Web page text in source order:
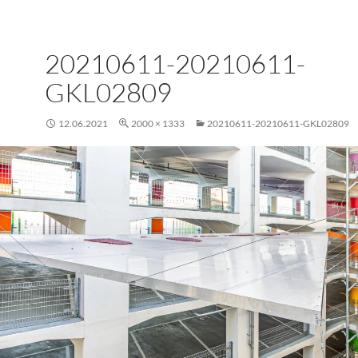
20210611-20210611-
GKL02809
12.06.2021 2000 × 1333 20210611-20210611-GKL02809